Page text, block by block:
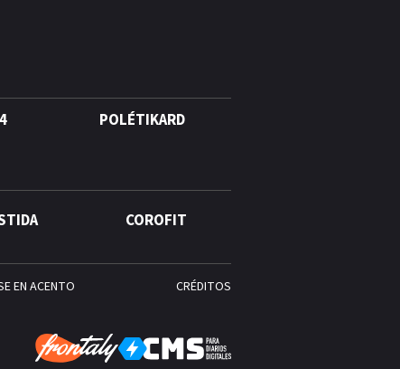
POLÉTIKARD
COROFIT
EN ACENTO CRÉDITOS